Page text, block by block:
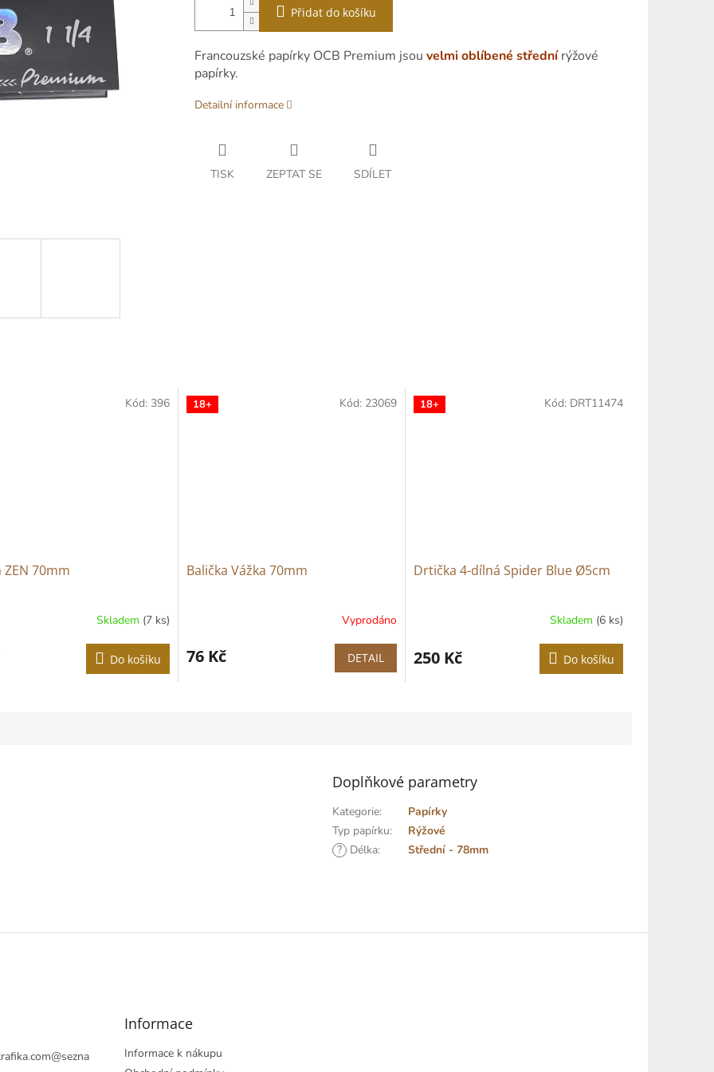
Přidat do košíku
Francouzské papírky OCB Premium jsou velmi oblíbené střednírýžové
papírky.
Detailní informace
TISK ZEPTAT SE SDÍLET
ZEN 70mm
Skladem (7 ks)
Do košíku
Kód: 396 18+
Balička Vážka 70mm
produktu
Vyprodáno
76 Kč DETAIL
Kód: 23069 18+
Drtička 4-dílná Spider Blue Ø5cm
Skladem (6 ks)
250 Kč Do košíku
Kód: DRT11474
Doplňkové parametry
Kategorie:
Papírky
Typ papírku:
Rýžové
? Délka: Střední - 78mm
@sezna
Informace
Informace k nákupu